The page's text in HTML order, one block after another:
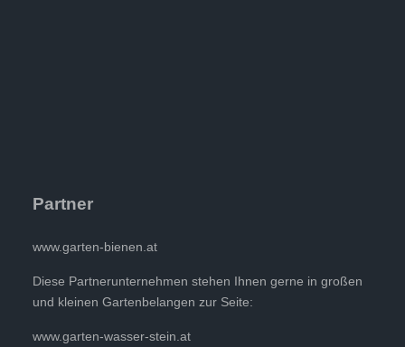
Partner
www.garten-bienen.at
Diese Partnerunternehmen stehen Ihnen gerne in großen
und kleinen Gartenbelangen zur Seite:
www.garten-wasser-stein.at